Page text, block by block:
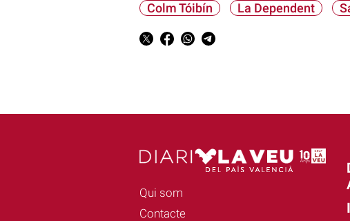
Colm Tóibín La Dependent
Qui som
Contacte